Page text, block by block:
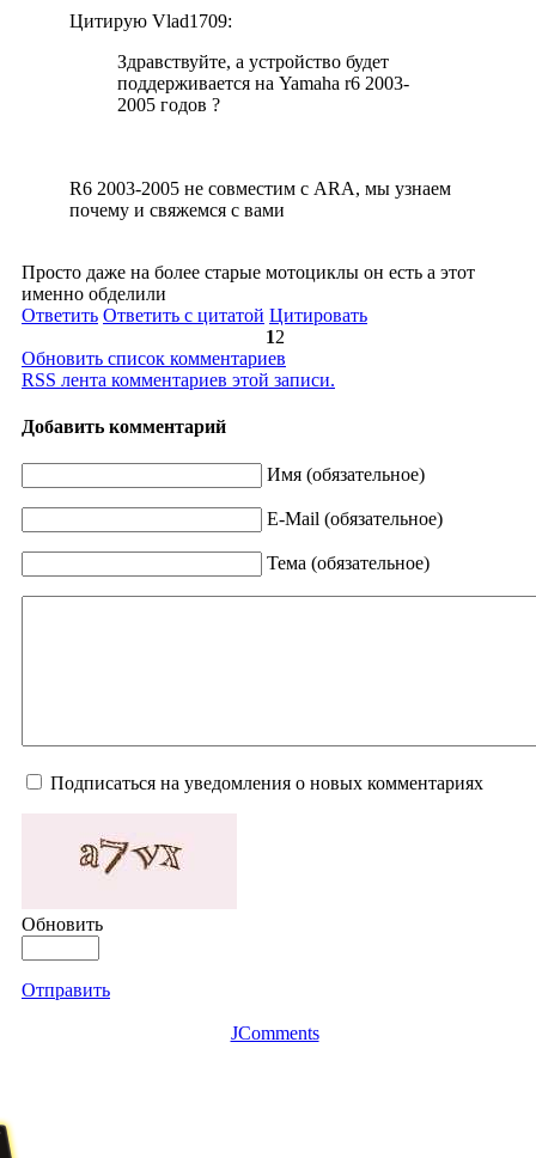
Цитирую Vlad1709:
Здравствуйте, а устройство будет
поддерживается на Yamaha r6 2003-
2005 годов ?
R6 2003-2005 не совместим с ARA, мы узнаем
почему и свяжемся с вами
Просто даже на более старые мотоциклы он есть а этот
именно обделили
Ответить Ответить с цитатой Цитировать
12
Обновить список комментариев
RSS лента комментариев этой записи.
Добавить комментарий
Имя (обязательное)
E-Mail (обязательное)
Тема (обязательное)
Подписаться на уведомления о новых комментариях
Обновить
Отправить
JComments